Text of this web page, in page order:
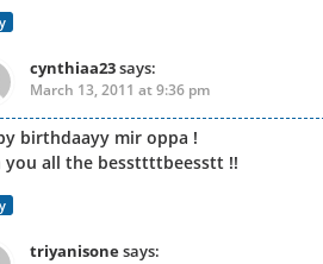
cynthiaa23says:
March 13, 2011 at 9:36 pm
birthdaayy mir oppa !
you all the bessttttbeesstt !!
triyanisonesays: